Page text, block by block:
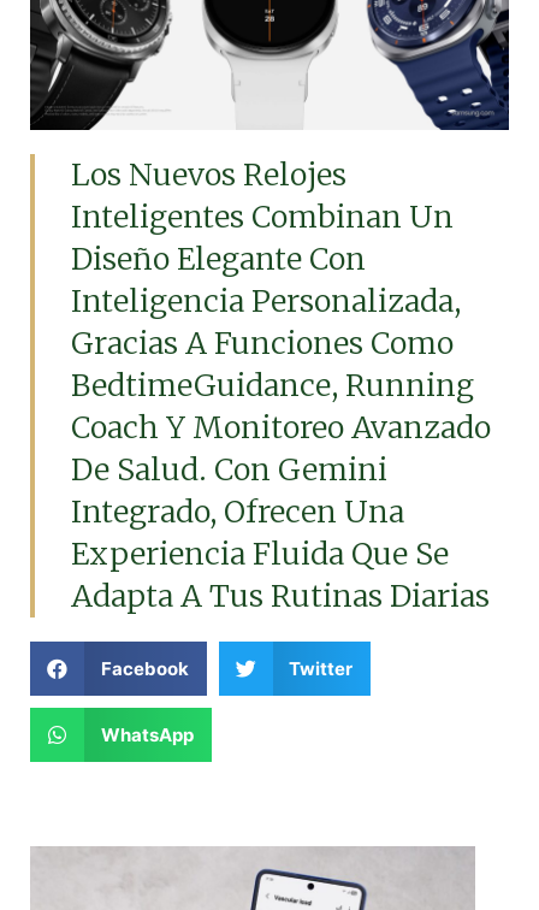
Los Nuevos Relojes
Inteligentes Combinan Un
Diseño Elegante Con
Inteligencia Personalizada,
Gracias A Funciones Como
BedtimeGuidance, Running
Coach Y Monitoreo Avanzado
De Salud. Con Gemini
Integrado, Ofrecen Una
Experiencia Fluida Que Se
Adapta A Tus Rutinas Diarias
Facebook Twitter
WhatsApp